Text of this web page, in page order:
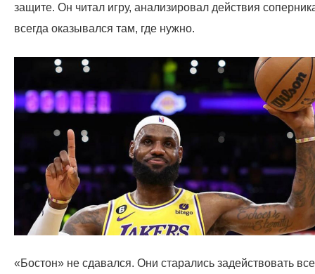
защите. Он читал игру, анализировал действия
всегда оказывался там, где нужно.
«Бостон» не сдавался. Они старались задействовать